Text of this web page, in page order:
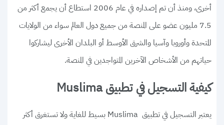
أخرى، ومنذ أن تم إصداره في عام 2006 استطاع أن يجمع أكثر من
7.5 مليون عضو على المنصة من جميع دول العالم سواء من الولايات
المتحدة وأوروبا وآسيا والشرق الأوسط أو البلدان الأخرى ليشاركوا
حياتهم من الأشخاص الآخرين المتواجدين في المنصة.
كيفية التسجيل في تطبيق Muslima
يعتبر التسجيل في تطبيق Muslima بسيط للغاية ولا تستغرق أكثر